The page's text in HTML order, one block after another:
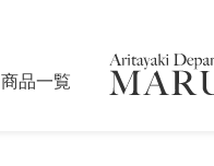
商品一覧